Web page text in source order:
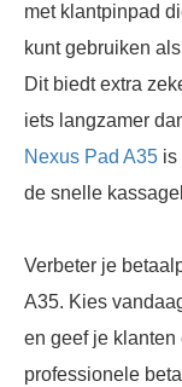
met klantpinpad
kunt gebruiken
Dit biedt extra
iets langzamer
Nexus Pad A35 is
de snelle
Verbeter je
A35. Kies
en geef je
professionele